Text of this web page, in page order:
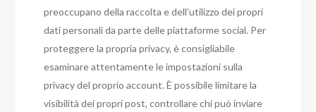
preoccupano della raccolta e dell’utilizzo dei propri
dati personali da parte delle piattaforme social. Per
proteggere la propria privacy, è consigliabile
esaminare attentamente le impostazioni sulla
privacy del proprio account. È possibile limitare la
visibilità dei propri post, controllare chi può inviare